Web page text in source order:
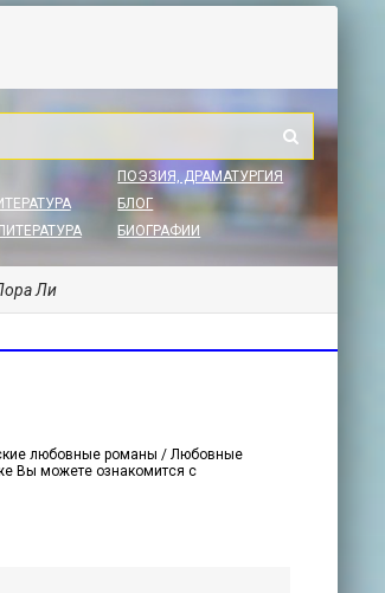
ПОЭЗИЯ, ДРАМАТУРГИЯ
БЛОГ
БИОГРАФИИ
Ли
любовные романы / Любовные
Вы можете ознакомится с